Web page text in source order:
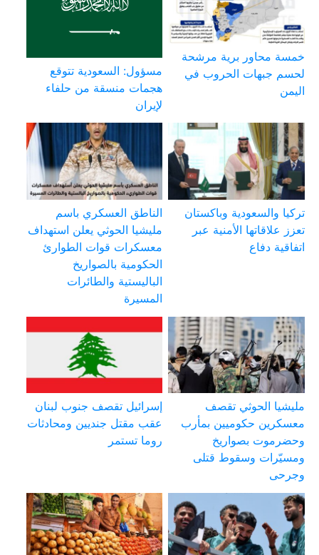
خمسة محاور برية مرشحة
لحسم جبهات الحروب في
اليمن
مسؤول: السعودية تتوقع
هجمات منسقة من حلفاء
لإيران
تركيا والسعودية وباكستان
تعزز علاقاتها الأمنية عبر
اتفاقية دفاع
الناطق العسكري باسم
مليشيا الحوثي يعلن استهداف
معسكرات قوات الطوارئ
الحكومية بالصواريخ
الباليستية والطائرات
المسيرة
مليشيا الحوثي تقصف
معسكرين حكوميين بمأرب
وحضرموت بصواريخ
ومسيّرات وسقوط قتلى
وجرحى
إسرائيل تقصف جنوب لبنان
عقب مقتل جنديين ومحادثات
روما تستمر